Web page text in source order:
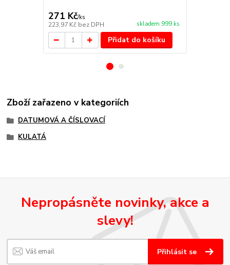
271 Kč/ks
223,97 Kč bez DPH skladem 999 ks
Přidat do košíku
Zboží zařazeno v kategoriích
DATUMOVÁ A ČÍSLOVACÍ
KULATÁ
Nepropásněte novinky, akce a
slevy!
Přihlásit se